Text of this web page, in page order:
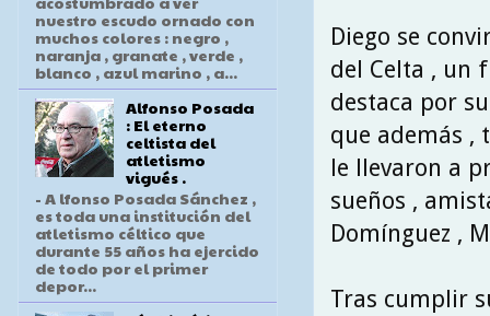
Diego se
del Celta , un
destaca por
que además ,
le llevaron a
sueños ,
Domínguez ,
Tras cumplir
nuestro escudo ornado con
muchos colores : negro ,
naranja , granate , verde ,
blanco , azul marino , a...
Alfonso Posada
: El eterno
celtista del
atletismo
vigués .
- A lfonso Posada Sánchez ,
es toda una institución del
atletismo céltico que
durante 55 años ha ejercido
de todo por el primer
depor...